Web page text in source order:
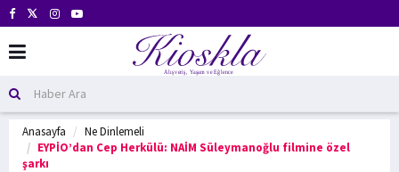
Anasayfa
Ne Dinlemeli
EYPİO’dan Cep Herkülü: NAİM Süleymanoğlu filmine özel
şarkı